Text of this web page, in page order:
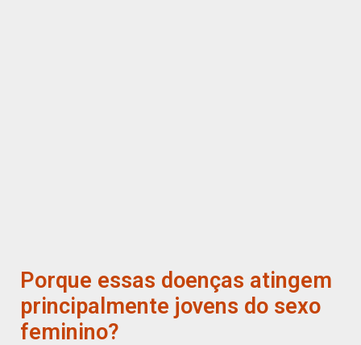
Porque essas doenças atingem
principalmente jovens do sexo
feminino?